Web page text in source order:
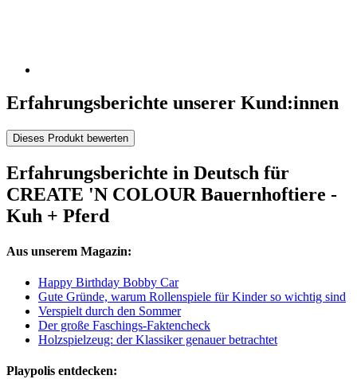
Erfahrungsberichte unserer Kund:innen
Dieses Produkt bewerten
Erfahrungsberichte in Deutsch für
CREATE 'N COLOUR Bauernhoftiere -
Kuh + Pferd
Aus unserem Magazin:
Happy Birthday Bobby Car
Gute Gründe, warum Rollenspiele für Kinder so wichtig sind
Verspielt durch den Sommer
Der große Faschings-Faktencheck
Holzspielzeug: der Klassiker genauer betrachtet
Playpolis entdecken: